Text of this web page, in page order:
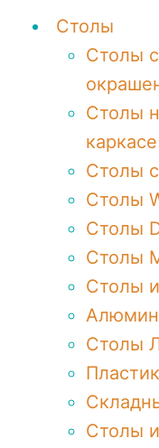
Столы
Столы
Столы
каркасе
Столы
Столы
Столы
Столы
Столы
Столы
Столы